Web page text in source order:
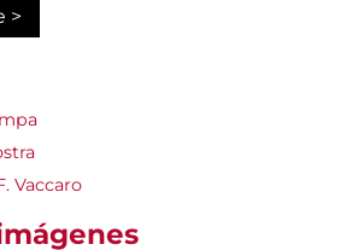
>
Vaccaro